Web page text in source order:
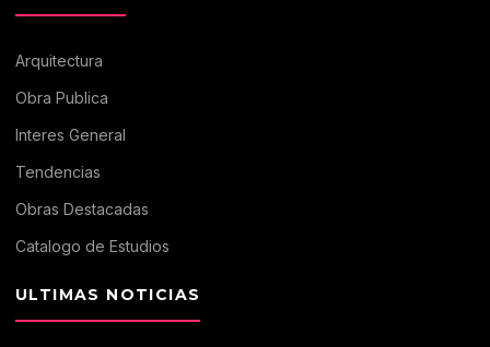
Arquitectura
Obra Publica
Interes General
Tendencias
Obras Destacadas
Catalogo de Estudios
ULTIMAS NOTICIAS